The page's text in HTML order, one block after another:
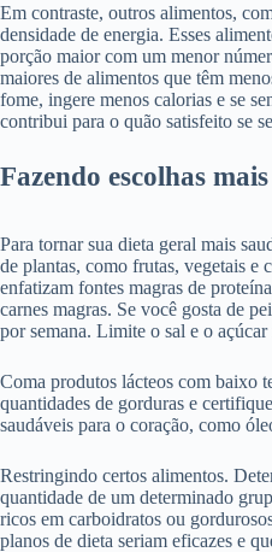
Em contraste, outros alimentos,
densidade de energia. Esses
porção maior com um menor
maiores de alimentos que têm
fome, ingere menos calorias e se
contribui para o quão satisfeito se
Fazendo escolhas
Para tornar sua dieta geral mais
de plantas, como frutas, vegetais e
enfatizam fontes magras de
carnes magras. Se você gosta de
por semana. Limite o sal e o
Coma produtos lácteos com baixo
quantidades de gorduras e
saudáveis ​​para o coração, como
Restringindo certos alimentos.
quantidade de um determinado
ricos em carboidratos ou
planos de dieta seriam eficazes e